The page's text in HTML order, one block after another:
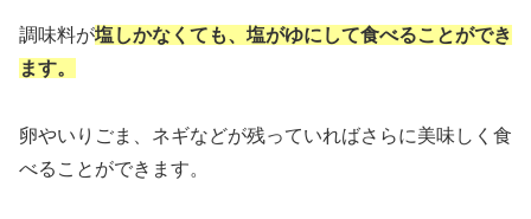
調味料が塩しかなくても、塩がゆにして食べることができ
ます。
卵やいりごま、ネギなどが残っていればさらに美味しく食
べることができます。